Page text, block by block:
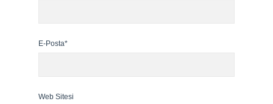
E-Posta*
Web Sitesi